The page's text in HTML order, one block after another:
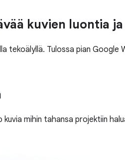
kuvien luontia
tekoälyllä. Tulossa pian Google
mihin tahansa projektiin